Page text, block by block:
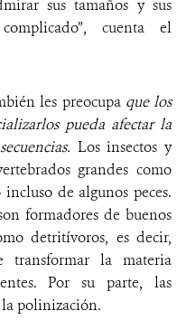
sus tamaños y sus
cuenta el
les preocupa que los
pueda afectar la
Los insectos y
grandes como
de algunos peces.
formadores de buenos
detritívoros, es decir,
transformar la materia
Por su parte, las
la polinización.